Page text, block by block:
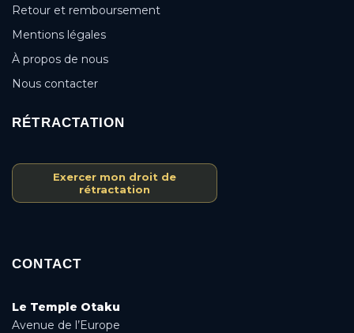
Retour et remboursement
Mentions légales
À propos de nous
Nous contacter
RÉTRACTATION
Exercer mon droit de
rétractation
CONTACT
Le Temple Otaku
Avenue de l’Europe